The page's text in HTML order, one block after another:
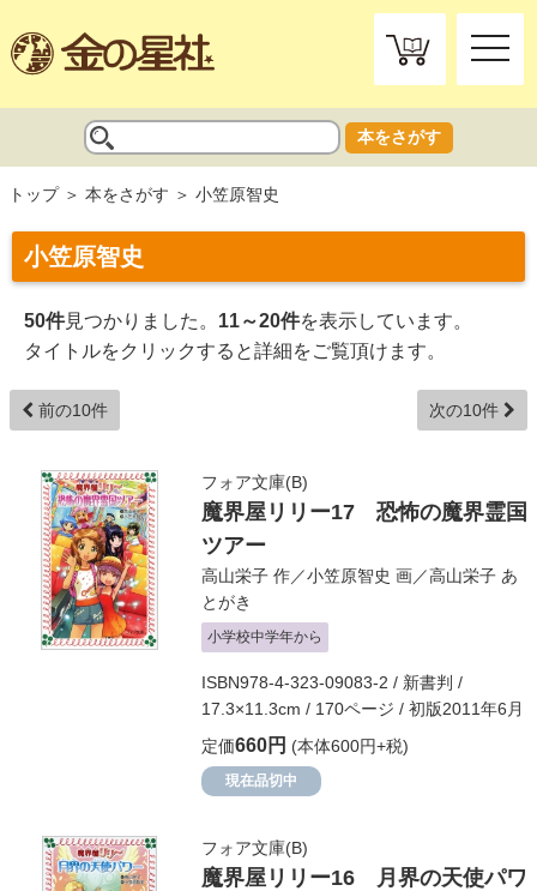
toggle
本をさがす
トップ 本をさがす 小笠原智史
小笠原智史
50件見つかりました。 11～20件を表示しています。
タイトルをクリックすると詳細をご覧頂けます。
前の10件 次の10件
フォア文庫(B)
魔界屋リリー17 恐怖の魔界霊国
ツアー
高山栄子 作／小笠原智史 画／高山栄子 あ
とがき
小学校中学年から
ISBN978-4-323-09083-2 / 新書判 /
17.3×11.3cm / 170ページ / 初版2011年6月
定価660円 (本体600円+税)
現在品切中
フォア文庫(B)
魔界屋リリー16 月界の天使パワ